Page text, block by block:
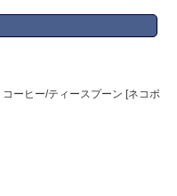
ーヒー/ティースプーン [ネコポ